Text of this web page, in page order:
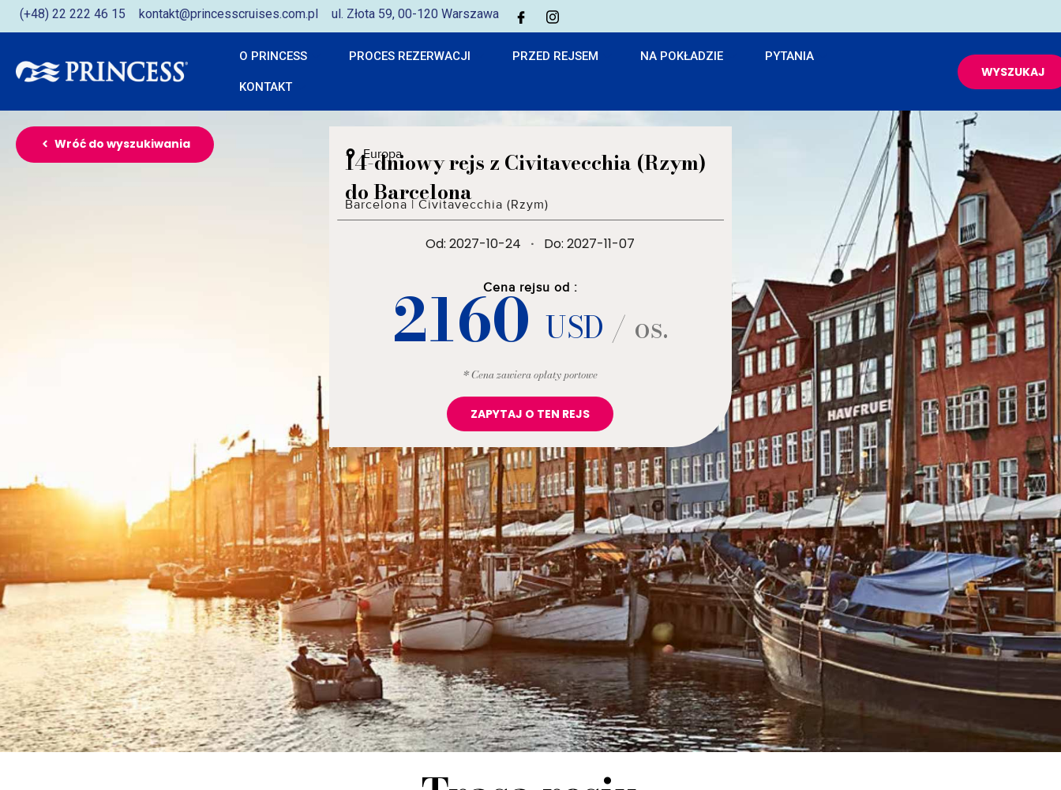
(+48) 22 222 46 15 kontakt@princesscruises.com.pl ul. Złota 59, 00-120 Warszawa
O PRINCESS PROCES REZERWACJI PRZED REJSEM NA POKŁADZIE PYTANIA
KONTAKT
WYSZUKAJ
Wróć do wyszukiwania
Europa
14-dniowy rejs z Civitavecchia (Rzym)
do Barcelona
Barcelona |Civitavecchia (Rzym)
Od: 2027-10-24 · Do: 2027-11-07
Cena rejsu od :
2160USD / os.
* Cena zawiera opłaty portowe
ZAPYTAJ O TEN REJS